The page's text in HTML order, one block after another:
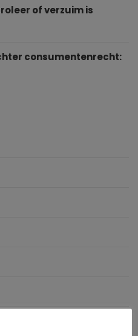
of verzuim is
consumentenrecht: